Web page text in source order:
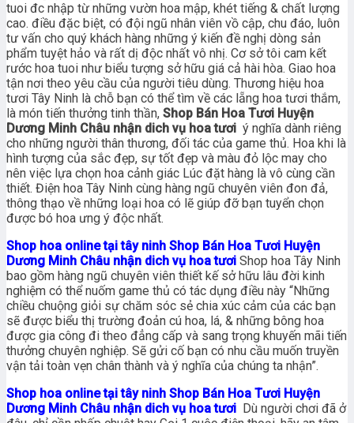
tuoi đc nhập từ những vườn hoa mập, khét tiếng & chất lượng
cao. điều đặc biệt, có đội ngũ nhân viên vồ cập, chu đáo, luôn
tư vấn cho quý khách hàng những ý kiến đề nghị dòng sản
phẩm tuyệt hảo và rất dị độc nhất vô nhị. Cơ sở tôi cam kết
rước hoa tuoi như biểu tượng sở hữu giá cả hài hòa. Giao hoa
tận nơi theo yêu cầu của người tiêu dùng. Thương hiệu hoa
tươi Tây Ninh là chỗ bạn có thể tìm về các lẵng hoa tươi thắm,
là món tiến thưởng tinh thần, Shop Bán Hoa Tươi Huyện
Dương Minh Châu nhận dich vụ hoa tươi ý nghĩa dành riêng
cho những người thân thương, đối tác của game thủ. Hoa khi là
hình tượng của sắc đẹp, sự tốt đẹp và màu đỏ lộc may cho
nên việc lựa chọn hoa cảnh giác Lúc đặt hàng là vô cùng cần
thiết. Điện hoa Tây Ninh cùng hàng ngũ chuyên viên đon đả,
thông thạo về những loại hoa có lẽ giúp đỡ bạn tuyển chọn
được bó hoa ưng ý độc nhất.
Shop hoa online tại tây ninh Shop Bán Hoa Tươi Huyện
Dương Minh Châu nhận dich vụ hoa tươi Shop hoa Tây Ninh
bao gồm hàng ngũ chuyên viên thiết kế sở hữu lâu đời kinh
nghiệm có thể nuốm game thủ có tác dụng điều này “Những
chiều chuộng giỏi sự chăm sóc sẻ chia xúc cảm của các bạn
sẽ được biểu thị trường đoản cú hoa, lá, & những bông hoa
được gia công đi theo đẳng cấp và sang trọng khuyến mãi tiến
thưởng chuyên nghiệp. Sẽ gửi cố bạn có nhu cầu muốn truyền
vận tải toàn vẹn chân thành và ý nghĩa của chúng ta nhận”.
Shop hoa online tại tây ninh Shop Bán Hoa Tươi Huyện
Dương Minh Châu nhận dich vụ hoa tươi Dù người chơi đã ở